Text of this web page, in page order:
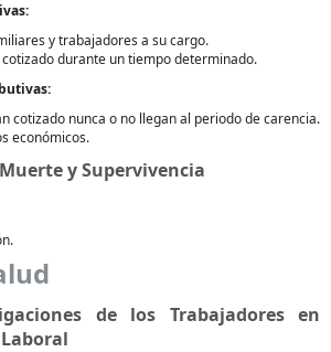
y trabajadores a su cargo.
durante un tiempo determinado.
cotizado nunca o no llegan al periodo de carencia.
económicos.
y Supervivencia
de los Trabajadores en